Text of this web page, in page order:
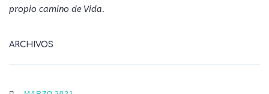
propio camino de Vida.
ARCHIVOS